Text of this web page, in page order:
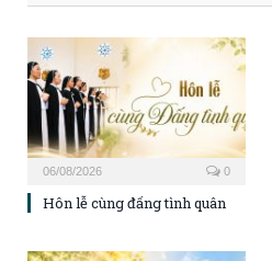
06/08/2026 0
Hôn lễ cùng đấng tình quân